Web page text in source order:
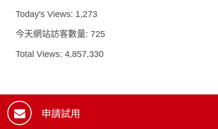
Today's Views: 1,273
今天網站訪客數量: 725
Total Views:4,857,330
申請試用